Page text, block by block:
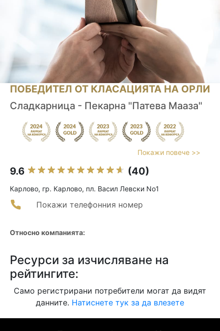
ПОБЕДИТЕЛ ОТ КЛАСАЦИЯТА НА ОРЛИ
Сладкарница - Пекарна "Патева Мааза"
Покажи повече >>
9.6 (40)
Карлово, гр. Карлово, пл. Васил Левски No1
Покажи телефонния номер
Относно компанията:
Ресурси за изчисляване на
рейтингите:
Само регистрирани потребители могат да видят
данните. Натиснете тук за да влезете